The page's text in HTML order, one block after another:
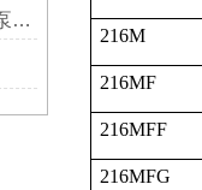
Blacoh脉冲阻尼器在高压往复泵系统中的应用
216M
216MF
216MFF
216MFG